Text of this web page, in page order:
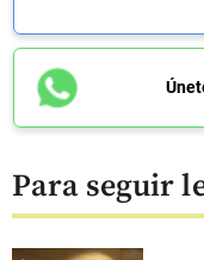
Para seguir